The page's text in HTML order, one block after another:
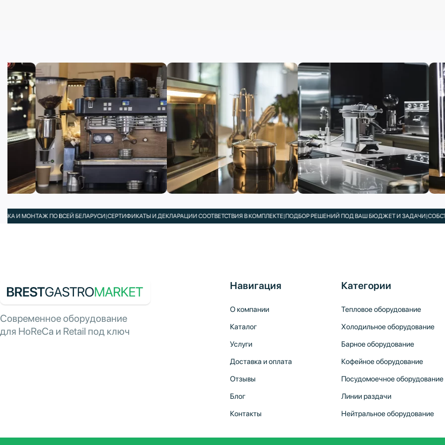
ПО ВСЕЙ БЕЛАРУСИ|СЕРТИФИКАТЫ И ДЕКЛАРАЦИИ СООТВЕТСТВИЯ В КОМПЛЕКТЕ|ПОДБОР РЕШЕНИЙ ПОД ВАШ БЮДЖЕТ И ЗАДАЧИ|
Современное оборудование
для HoReCa и Retail под ключ
Навигация
О компании
Каталог
Услуги
Доставка и оплата
Отзывы
Блог
Контакты
Категории
Тепловое оборудование
Холодильное оборудование
Барное оборудование
Кофейное оборудование
Посудомоечное оборудование
Линии раздачи
Нейтральное оборудование